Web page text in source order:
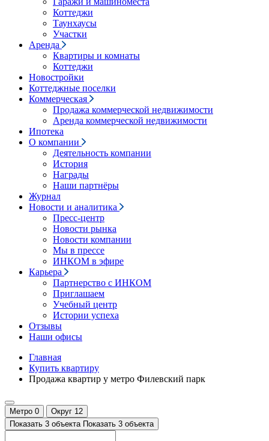
Коттеджи
Таунхаусы
Участки
Аренда
Квартиры и комнаты
Коттеджи
Новостройки
Коттеджные поселки
Коммерческая
Продажа коммерческой недвижимости
Аренда коммерческой недвижимости
Ипотека
О компании
Деятельность компании
История
Награды
Наши партнёры
Журнал
Новости и аналитика
Пресс-центр
Новости рынка
Новости компании
Мы в прессе
ИНКОМ в эфире
Карьера
Партнерство с ИНКОМ
Приглашаем
Учебный центр
Истории успеха
Отзывы
Наши офисы
Главная
Купить квартиру
Продажа квартир у метро Филевский парк
Метро 0 Округ 12
Показать 3 объекта Показать 3 объекта